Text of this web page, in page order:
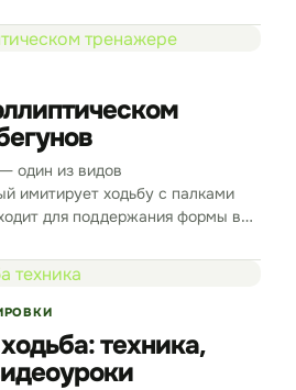
один из видов
имитирует ходьбу с палками
для поддержания формы в
техника,